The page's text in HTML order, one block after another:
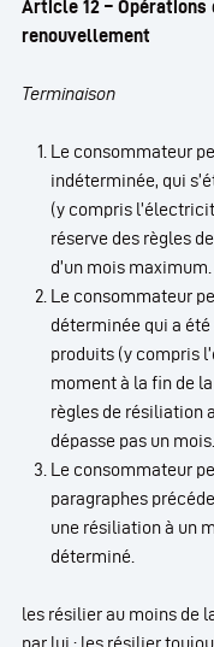
Article 12 –
renouvellement
Terminaison
Le consommateur
indéterminée, qui
(y compris
réserve des règles
d’un mois maximum.
Le consommateur
déterminée qui a
produits (y compris
moment à la fin de
règles de résiliation
dépasse pas un mois.
Le consommateur
paragraphes
une résiliation à un
déterminé.
les résilier au moins de
par lui ; les résilier